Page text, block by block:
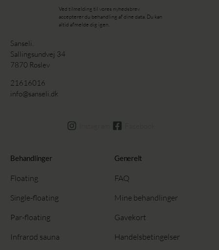
Ved tilmelding til vores nyhedsbrev
accepterer du behandling af dine data. Du kan
altid afmelde dig igen.
Sanseli.
Sallingsundvej 34
7870 Roslev
21616016
info@sanseli.dk
Behandlinger
Floating
Single-floating
Par-floating
Infrarød sauna
Generelt
FAQ
Mine behandlinger
Gavekort
Handelsbetingelser